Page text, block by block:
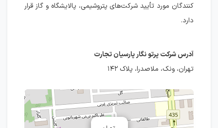
کنندگان مورد تأیید شرکت‌های پتروشیمی، پالایشگاه و گاز قرار
دارد.
آدرس شرکت پرتو نگار پارسیان تجارت
تهران، ونک، ملاصدرا، پلاک ۱۴۲